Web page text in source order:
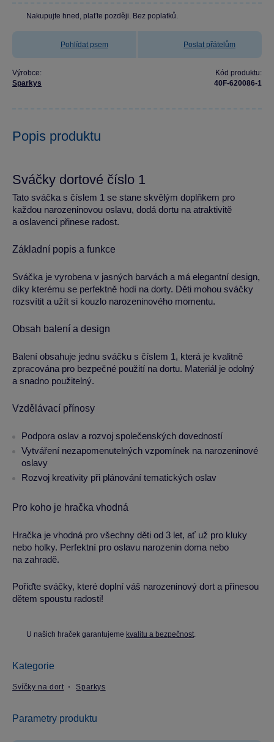
Nakupujte hned, plaťte později. Bez poplatků.
Pohlídat psem Poslat přátelům
Výrobce:
Sparkys
Kód produktu:
40F-620086-1
Popis produktu
Sváčky dortové číslo 1
Tato sváčka s číslem 1 se stane skvělým doplňkem pro
každou narozeninovou oslavu, dodá dortu na atraktivitě
a oslavenci přinese radost.
Základní popis a funkce
Sváčka je vyrobena v jasných barvách a má elegantní design,
díky kterému se perfektně hodí na dorty. Děti mohou sváčky
rozsvítit a užít si kouzlo narozeninového momentu.
Obsah balení a design
Balení obsahuje jednu sváčku s číslem 1, která je kvalitně
zpracována pro bezpečné použití na dortu. Materiál je odolný
a snadno použitelný.
Vzdělávací přínosy
Podpora oslav a rozvoj společenských dovedností
Vytváření nezapomenutelných vzpomínek na narozeninové
oslavy
Rozvoj kreativity při plánování tematických oslav
Pro koho je hračka vhodná
Hračka je vhodná pro všechny děti od 3 let, ať už pro kluky
nebo holky. Perfektní pro oslavu narozenin doma nebo
na zahradě.
Pořiďte sváčky, které doplní váš narozeninový dort a přinesou
dětem spoustu radosti!
U našich hraček garantujeme kvalitu a bezpečnost.
Kategorie
Svíčky na dort Sparkys
Parametry produktu